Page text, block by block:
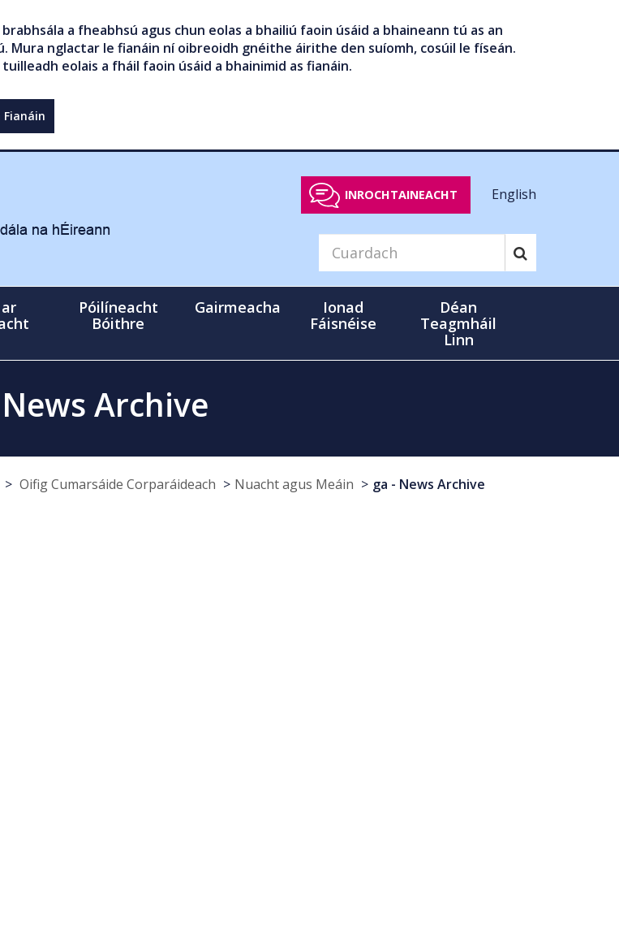
a fheabhsú agus chun eolas a bhailiú faoin úsáid a bhaineann tú as an
Mura nglactar le fianáin ní oibreoidh gnéithe áirithe den suíomh, cosúil le físeán.
eolais a fháil faoin úsáid a bhainimid as fianáin.
INROCHTAINEACHT English
Póilíneacht
Bóithre
Gairmeacha
Ionad
Fáisnéise
Déan
Teagmháil
Linn
Archive
Oifig Cumarsáide Corparáideach Nuacht agus Meáin
ga - News Archive